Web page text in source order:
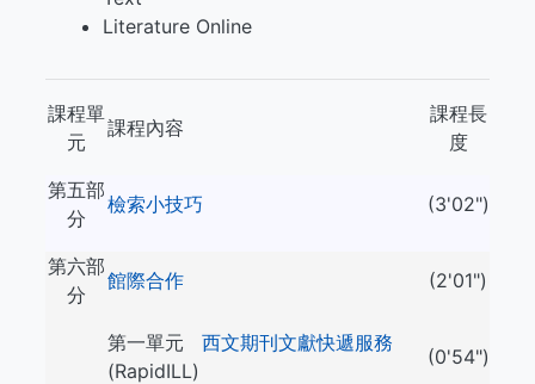
Literature Online
課程單
元
課程內容
課程長
度
第五部
分
檢索小技巧 (3'02")
第六部
分
館際合作 (2'01")
第一單元 西文期刊文獻快遞服務
(RapidILL)
(0'54")